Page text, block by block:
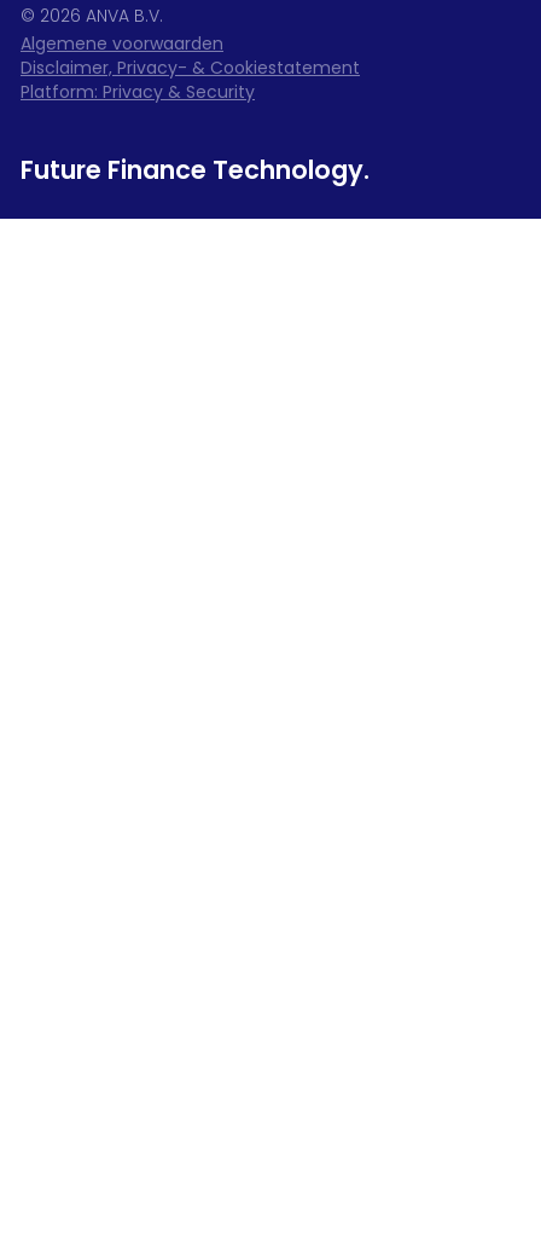
© 2026 ANVA B.V.
Algemene voorwaarden
Disclaimer, Privacy- & Cookiestatement
Platform: Privacy & Security
Future Finance Technology.